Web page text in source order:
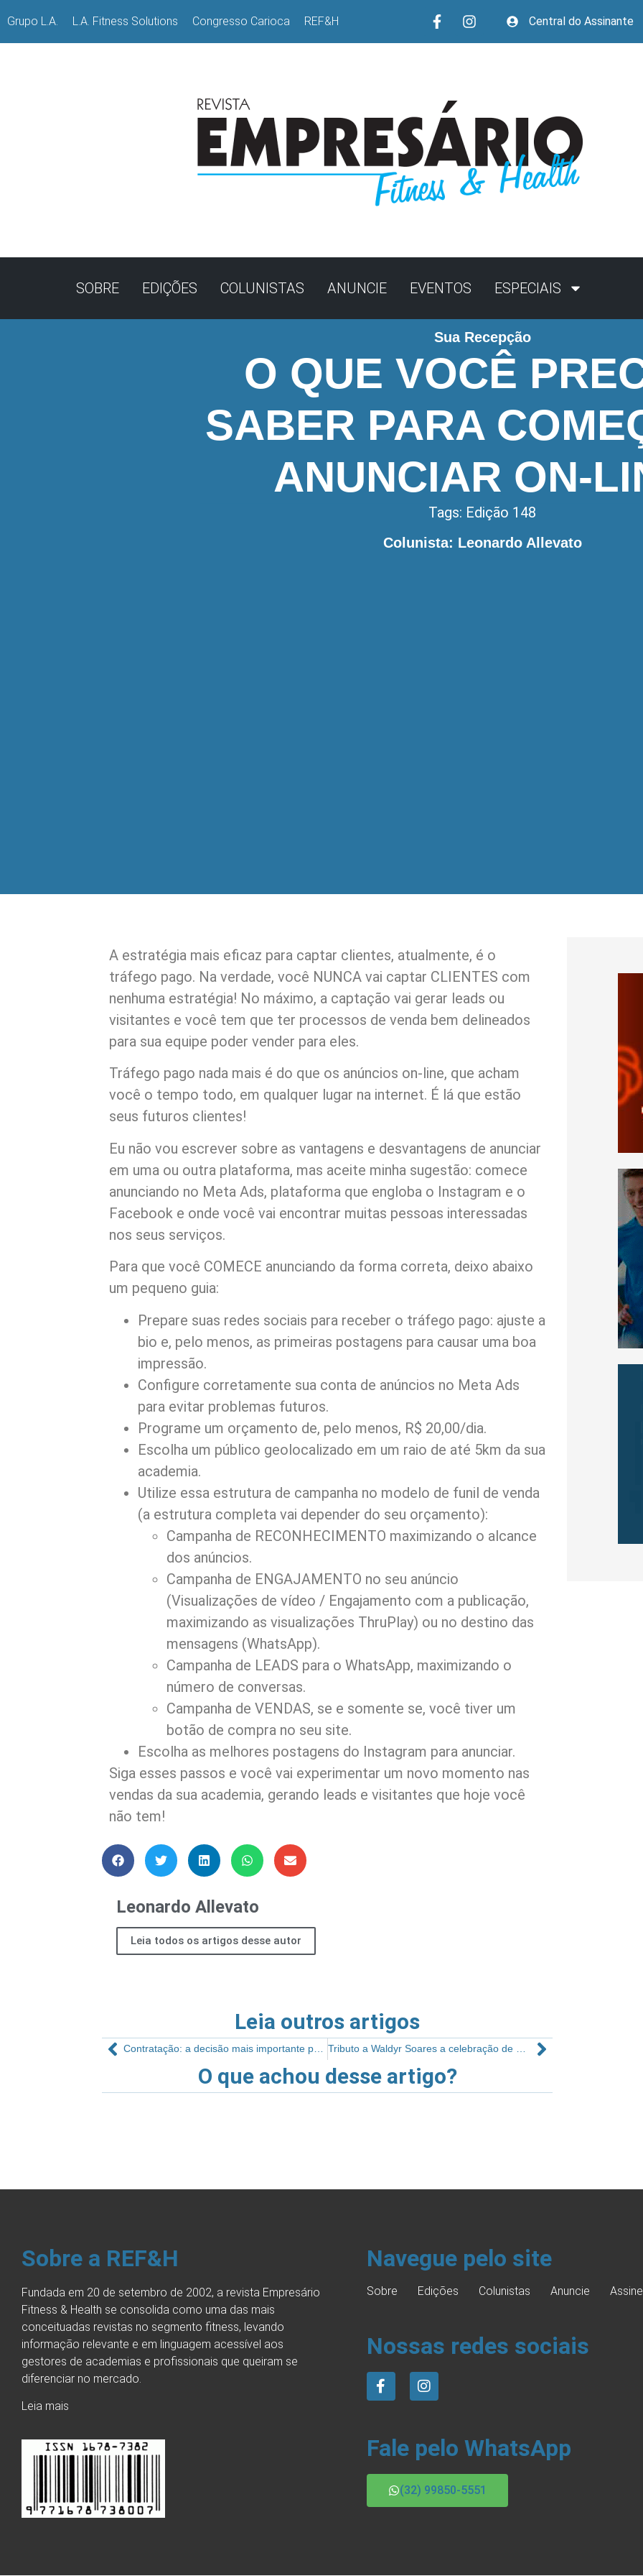
Grupo L.A. L.A. Fitness Solutions Congresso Carioca REF&H Central do Assinante
SOBRE EDIÇÕES COLUNISTAS ANUNCIE EVENTOS ESPECIAIS
Sua Recepção
O QUE VOCÊ
SABER PARA
ANUNCIAR ON-
Tags: Edição 148
Colunista: Leonardo Allevato
A estratégia mais eficaz para captar clientes, atualmente, é o
tráfego pago. Na verdade, você NUNCA vai captar CLIENTES com
nenhuma estratégia! No máximo, a captação vai gerar leads ou
visitantes e você tem que ter processos de venda bem delineados
para sua equipe poder vender para eles.
Tráfego pago nada mais é do que os anúncios on-line, que acham
você o tempo todo, em qualquer lugar na internet. É lá que estão
seus futuros clientes!
Eu não vou escrever sobre as vantagens e desvantagens de anunciar
em uma ou outra plataforma, mas aceite minha sugestão: comece
anunciando no Meta Ads, plataforma que engloba o Instagram e o
Facebook e onde você vai encontrar muitas pessoas interessadas
nos seus serviços.
Para que você COMECE anunciando da forma correta, deixo abaixo
um pequeno guia:
Prepare suas redes sociais para receber o tráfego pago: ajuste a
bio e, pelo menos, as primeiras postagens para causar uma boa
impressão.
Configure corretamente sua conta de anúncios no Meta Ads
para evitar problemas futuros.
Programe um orçamento de, pelo menos, R$ 20,00/dia.
Escolha um público geolocalizado em um raio de até 5km da sua
academia.
Utilize essa estrutura de campanha no modelo de funil de venda
(a estrutura completa vai depender do seu orçamento):
Campanha de RECONHECIMENTO maximizando o alcance
dos anúncios.
Campanha de ENGAJAMENTO no seu anúncio
(Visualizações de vídeo / Engajamento com a publicação,
maximizando as visualizações ThruPlay) ou no destino das
mensagens (WhatsApp).
Campanha de LEADS para o WhatsApp, maximizando o
número de conversas.
Campanha de VENDAS, se e somente se, você tiver um
botão de compra no seu site.
Escolha as melhores postagens do Instagram para anunciar.
Siga esses passos e você vai experimentar um novo momento nas
vendas da sua academia, gerando leads e visitantes que hoje você
não tem!
Leonardo Allevato
Leia todos os artigos desse autor
Leia outros artigos
O que achou desse artigo?
Sobre a REF&H
Fundada em 20 de setembro de 2002, a revista Empresário
Fitness & Health se consolida como uma das mais
conceituadas revistas no segmento fitness, levando
informação relevante e em linguagem acessível aos
gestores de academias e profissionais que queiram se
diferenciar no mercado.
Leia mais
Navegue pelo site
Sobre Edições Colunistas Anuncie Assine
Nossas redes sociais
Fale pelo WhatsApp
(32) 99850-5551